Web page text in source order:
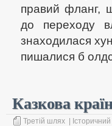
правий фланг,
до переходу
знаходилася
пишалися б
Казкова
Третій шлях